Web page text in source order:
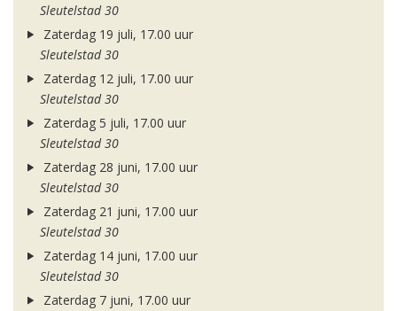
Sleutelstad 30
Zaterdag 19 juli, 17.00 uur
Sleutelstad 30
Zaterdag 12 juli, 17.00 uur
Sleutelstad 30
Zaterdag 5 juli, 17.00 uur
Sleutelstad 30
Zaterdag 28 juni, 17.00 uur
Sleutelstad 30
Zaterdag 21 juni, 17.00 uur
Sleutelstad 30
Zaterdag 14 juni, 17.00 uur
Sleutelstad 30
Zaterdag 7 juni, 17.00 uur